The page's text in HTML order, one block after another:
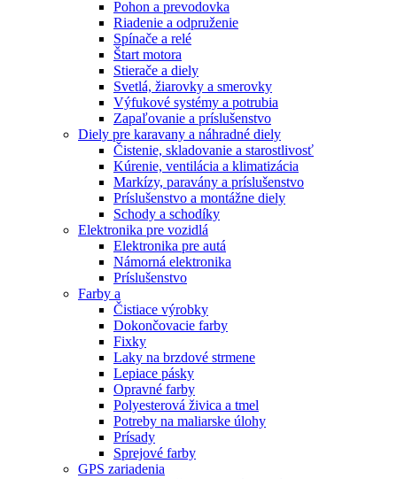
Pohon a prevodovka
Riadenie a odpruženie
Spínače a relé
Štart motora
Stierače a diely
Svetlá, žiarovky a smerovky
Výfukové systémy a potrubia
Zapaľovanie a príslušenstvo
Diely pre karavany a náhradné diely
Čistenie, skladovanie a starostlivosť
Kúrenie, ventilácia a klimatizácia
Markízy, paravány a príslušenstvo
Príslušenstvo a montážne diely
Schody a schodíky
Elektronika pre vozidlá
Elektronika pre autá
Námorná elektronika
Príslušenstvo
Farby a
Čistiace výrobky
Dokončovacie farby
Fixky
Laky na brzdové strmene
Lepiace pásky
Opravné farby
Polyesterová živica a tmel
Potreby na maliarske úlohy
Prísady
Sprejové farby
GPS zariadenia